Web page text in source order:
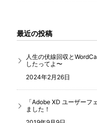
最近の投稿
人生の伏線回収と
したってよ〜
2024年2月26日
「Adobe XD ユーザーフ
ました！